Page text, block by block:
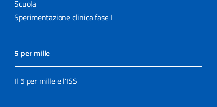
Scuola
Sperimentazione clinica fase I
5 per mille
Il 5 per mille e l'ISS